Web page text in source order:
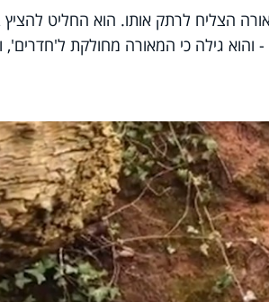
הצליח לרתק אותו. הוא החליט
גילה כי המאורה מחולקת ל'חדרים',